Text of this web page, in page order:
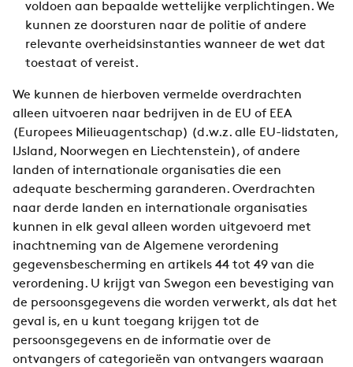
voldoen aan bepaalde wettelijke verplichtingen. We
kunnen ze doorsturen naar de politie of andere
relevante overheidsinstanties wanneer de wet dat
toestaat of vereist.
We kunnen de hierboven vermelde overdrachten
alleen uitvoeren naar bedrijven in de EU of EEA
(Europees Milieuagentschap) (d.w.z. alle EU-lidstaten,
IJsland, Noorwegen en Liechtenstein), of andere
landen of internationale organisaties die een
adequate bescherming garanderen. Overdrachten
naar derde landen en internationale organisaties
kunnen in elk geval alleen worden uitgevoerd met
inachtneming van de Algemene verordening
gegevensbescherming en artikels 44 tot 49 van die
verordening. U krijgt van Swegon een bevestiging van
de persoonsgegevens die worden verwerkt, als dat het
geval is, en u kunt toegang krijgen tot de
persoonsgegevens en de informatie over de
ontvangers of categorieën van ontvangers waaraan